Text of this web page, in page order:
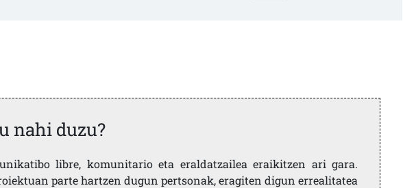
nahi duzu?
libre, komunitario eta eraldatzailea eraikitzen ari gara.
parte hartzen dugun pertsonak, eragiten digun errealitatea